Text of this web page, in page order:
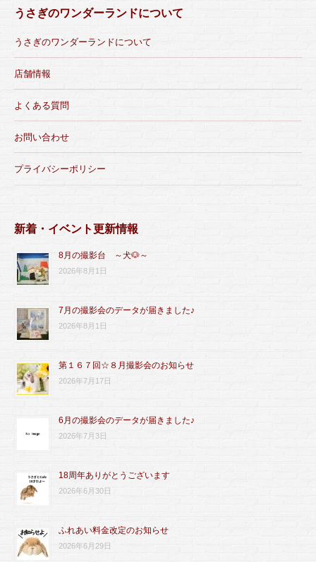
うさぎのワンダーランドについて
うさぎのワンダーランドについて
店舗情報
よくある質問
お問い合わせ
プライバシーポリシー
新着・イベント更新情報
8月の撮影台 ～犬🐶～
2026年8月1日
7月の撮影会のデータが届きました♪
2026年8月1日
第１６７回☆８月撮影会のお知らせ
2026年7月17日
6月の撮影会のデータが届きました♪
2026年7月3日
18周年ありがとうございます
2026年6月30日
ふれあい料金改定のお知らせ
2026年6月29日